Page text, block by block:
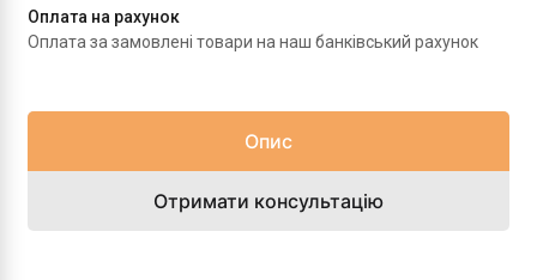
Оплата на рахунок
Оплата за замовлені товари на наш банківський рахунок
Опис
Отримати консультацію